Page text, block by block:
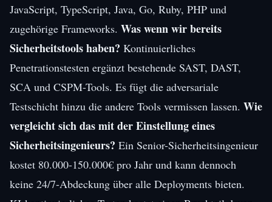
JavaScript, TypeScript, Java, Go, Ruby, PHP und
zugehörige Frameworks. Was wenn wir bereits
Sicherheitstools haben? Kontinuierliches
Penetrationstesten ergänzt bestehende SAST, DAST,
SCA und CSPM-Tools. Es fügt die adversariale
Testschicht hinzu die andere Tools vermissen lassen. Wie
vergleicht sich das mit der Einstellung eines
Sicherheitsingenieurs? Ein Senior-Sicherheitsingenieur
kostet 80.000-150.000€ pro Jahr und kann dennoch
keine 24/7-Abdeckung über alle Deployments bieten.